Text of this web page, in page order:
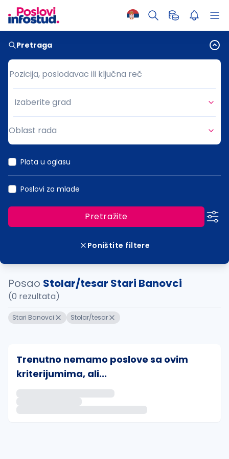
Pretraga
Pozicija, poslodavac ili ključna reč
Pozicija, poslodavac ili ključna reč
Grad
Izaberite grad
Oblast rada
Plata u oglasu
Poslovi za mlade
Pretražite
Poništite filtere
Posao Stolar/tesar Stari Banovci
(0 rezultata)
Stari Banovci Stolar/tesar
Trenutno nemamo poslove sa ovim
kriterijumima, ali...